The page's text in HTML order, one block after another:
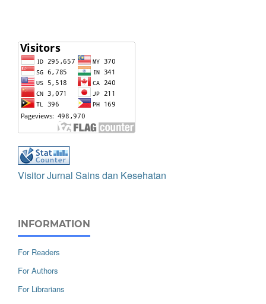
Visitor Jurnal Sains dan Kesehatan
INFORMATION
For Readers
For Authors
For Librarians